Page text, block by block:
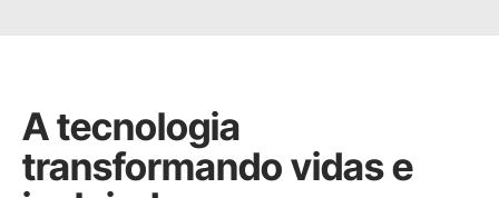
A tecnologia
transformando vidas e